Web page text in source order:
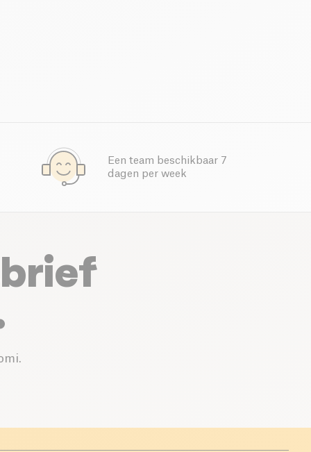
Een team beschikbaar 7
dagen per week